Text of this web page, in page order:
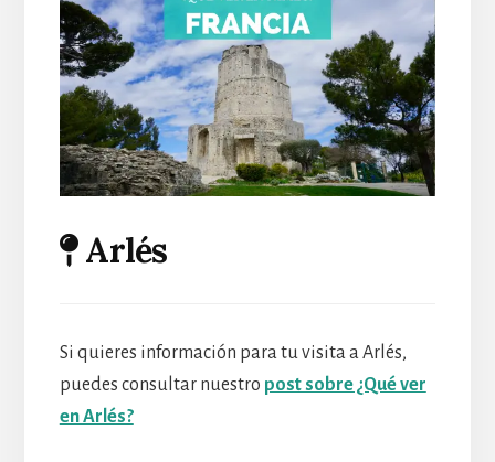
Arlés
Si quieres información para tu visita a Arlés,
puedes consultar nuestro post sobre ¿Qué ver
en Arlés?